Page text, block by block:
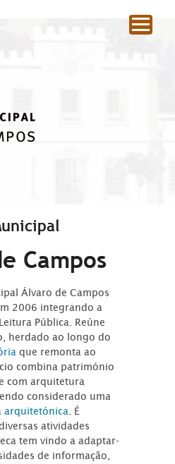
Campos
Álvaro de Campos
2006 integrando a
Pública. Reúne
herdado ao longo do
que remonta ao
combina património
com arquitetura
considerado uma
arquitetónica . É
atividades
tem vindo a adaptar-
de informação,